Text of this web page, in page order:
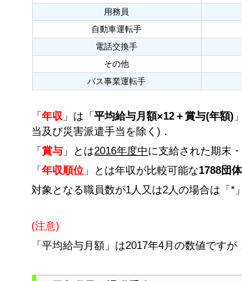
用務員
自動車運転手
電話交換手
その他
バス事業運転手
「年収 」は「平均給与月額×12＋賞与(年額)
当及び災害派遣手当を除く)．
「賞与 」とは2016年度中に支給された期末
「年収順位 」とは年収が比較可能な1788団
対象となる職員数が1人又は2人の場合は「*
(注意)
「平均給与月額」は2017年4月の数値です